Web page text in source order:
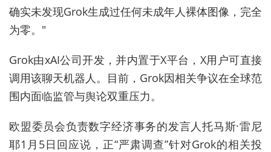
确实未发现Grok生成过任何未成年人裸体图像，完全
为零。"
Grok由xAI公司开发，并内置于X平台，X用户可直接
调用该聊天机器人。目前，Grok因相关争议在全球范
围内面临监管与舆论双重压力。
欧盟委员会负责数字经济事务的发言人托马斯·雷尼
耶1月5日回应说，正“严肃调查”针对Grok的相关投